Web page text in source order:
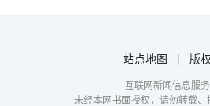
站点地图 | 版
互联网新闻信息服
未经本网书面授权，请勿转载、